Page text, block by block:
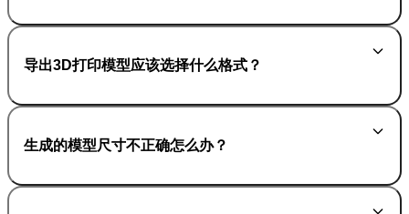
导出3D打印模型应该选择什么格式？
生成的模型尺寸不正确怎么办？